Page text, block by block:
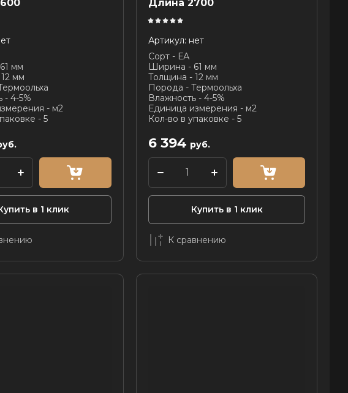
мм
мм
- 4-5%
- м2
- 5
в 1 клик
Длина 2700
Артикул: нет
Сорт - ЕА
Ширина - 61 мм
Толщина - 12 мм
Порода - Термоольха
Влажность - 4-5%
Единица измерения - м2
Кол-во в упаковке - 5
6 394 руб.
Купить в 1 клик
К сравнению